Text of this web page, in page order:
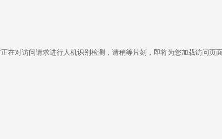
在对访问请求进行人机识别检测，请稍等片刻，即将为您加载访问页